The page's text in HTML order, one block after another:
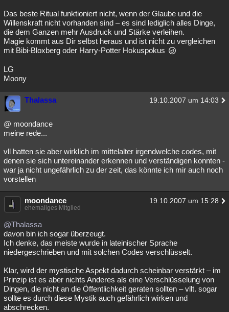
Das beste Ritual funktioniert nicht, wenn der Glaube und die
Willenskraft nicht vorhanden sind – es sind lediglich alles Dinge,
die dem Ganzen mehr Ausdruck und Stärke verleihen.
Magie kommt aus Dir selbst heraus und ist nicht zu vergleichen
mit Bibi-Bloxberg oder Harry-Potter Hokuspokus
LG
Moony
Thalassa 19.10.2007 um 14:03
@ moondance
meine rede...
vll hatten sie aber wirklich im mittelalter irgendwelche codes, mit
denen sie sich untereinander erkennen und verständigen konnten -
war ja nicht ungefährlich zu der zeit, das könnte ich mir auch noch
vorstellen
moondance 19.10.2007 um 15:28
ehemaliges Mitglied
@Thalassa
davon bin ich sogar überzeugt.
Ich denke, das meiste wurde in lateinischer Sprache
niedergeschrieben und mit solchen Codes verschlüsselt.
Klar, wird der mystische Aspekt dadurch scheinbar verstärkt – im
Prinzip ist es aber nichts Anderes als eine Verschlüsselung von
Dingen, die nicht an die Öffentlichkeit geraten sollten – vllt. sogar
sollte es durch diese Mystik auch gefährlich wirken und
abschrecken.